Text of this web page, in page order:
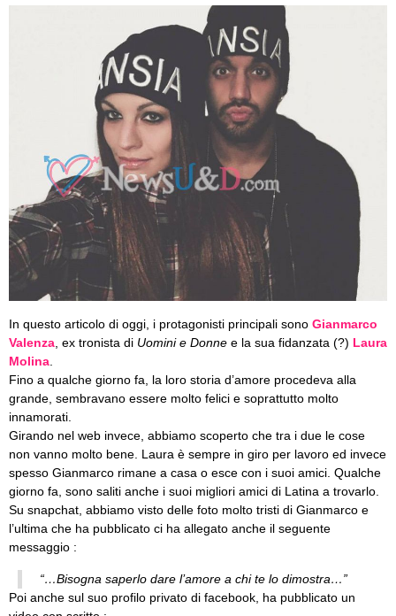
In questo articolo di oggi, i protagonisti principali sono Gianmarco
Valenza , ex tronista di Uomini e Donne e la sua fidanzata (?) Laura
Molina
Fino a qualche giorno fa, la loro storia d’amore procedeva alla
grande, sembravano essere molto felici e soprattutto molto
innamorati.
Girando nel web invece, abbiamo scoperto che tra i due le cose
non vanno molto bene. Laura è sempre in giro per lavoro ed invece
spesso Gianmarco rimane a casa o esce con i suoi amici. Qualche
giorno fa, sono saliti anche i suoi migliori amici di Latina a trovarlo.
Su snapchat, abbiamo visto delle foto molto tristi di Gianmarco e
l’ultima che ha pubblicato ci ha allegato anche il seguente
messaggio :
“…Bisogna saperlo dare l’amore a chi te lo dimostra…”
Poi anche sul suo profilo privato di facebook, ha pubblicato un